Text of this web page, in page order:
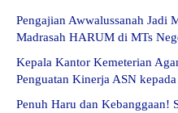
Pengajian Awwalussanah Jadi
Madrasah HARUM di MTs
Kepala Kantor Kemeterian
Penguatan Kinerja ASN
Penuh Haru dan Kebanggaan!